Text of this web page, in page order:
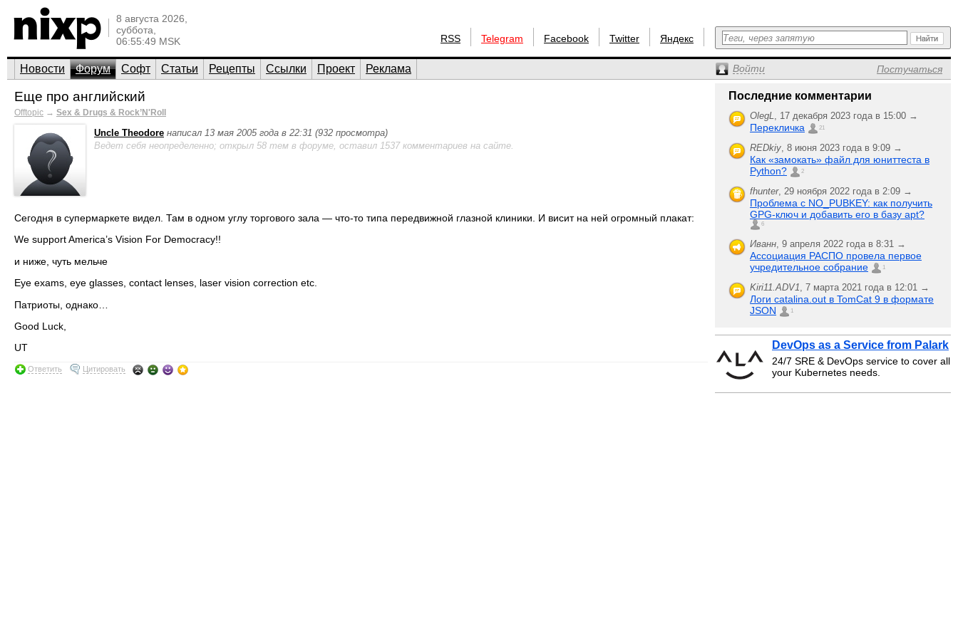
8 августа 2026,
суббота,
06:55:49 MSK
RSS Telegram Facebook Twitter Яндекс
Новости Форум Софт Статьи Рецепты Ссылки Проект Реклама Войти Постучаться
Еще про английский
Offtopic → Sex & Drugs & Rock’N'Roll
Uncle Theodore написал 13 мая 2005 года в 22:31 (932 просмотра)
Ведет себя неопределенно; открыл 58 тем в форуме, оставил 1537 комментариев на сайте.
Cегодня в супермаркете видел. Там в одном углу торгового зала — что-то типа передвижной глазной клиники. И висит на ней огромный плакат:
We support America’s Vision For Democracy!!
и ниже, чуть мельче
Eye exams, eye glasses, contact lenses, laser vision correction etc.
Патриоты, однако…
Good Luck,
UT
Ответить Цитировать
Последние комментарии
OlegL, 17 декабря 2023 года в 15:00 →
Перекличка 21
REDkiy, 8 июня 2023 года в 9:09 →
Как «замокать» файл для юниттеста в
Python?
2
fhunter, 29 ноября 2022 года в 2:09 →
Проблема с NO_PUBKEY: как получить
GPG-ключ и добавить его в базу apt?
6
Иванн, 9 апреля 2022 года в 8:31 →
Ассоциация РАСПО провела первое
учредительное собрание
1
Kiri11.ADV1, 7 марта 2021 года в 12:01 →
Логи catalina.out в TomCat 9 в формате
JSON
1
DevOps as a Service from Palark
24/7 SRE & DevOps service to cover all
your Kubernetes needs.